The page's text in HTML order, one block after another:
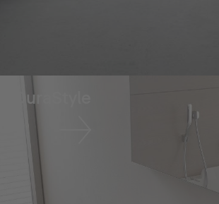
DuraStyle